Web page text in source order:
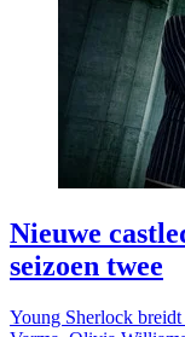
Nieuwe
seizoen twee
Young Sherlock